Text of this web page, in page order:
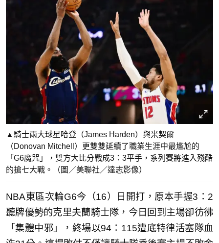
▲騎士兩大球星哈登（James Harden）與米契爾
（Donovan Mitchell）更雙雙延續了職業生涯中最尷尬的
「G6魔咒」，雙方大比分戰成3：3平手，系列賽將進入殘酷
的搶七大戰。（圖／美聯社／達志影像）
NBA東區次輪G6今（16）日開打，原本手握3：2
聽牌優勢的克里夫蘭騎士隊，今日回到主場卻彷彿
「集體中邪」，終場以94：115遭底特律活塞隊血